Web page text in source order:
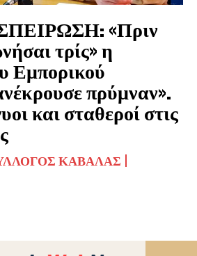
«Πριν
τρίς» η
Εμπορικού
πρύμναν».
και σταθεροί στις
ΚΑΒΆΛΑΣ